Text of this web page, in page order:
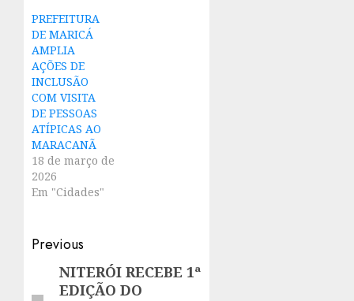
PREFEITURA
DE MARICÁ
AMPLIA
AÇÕES DE
INCLUSÃO
COM VISITA
DE PESSOAS
ATÍPICAS AO
MARACANÃ
18 de março de
2026
Em "Cidades"
Post
navigation
Previous
Previous
post:
NITERÓI RECEBE 1ª
EDIÇÃO DO